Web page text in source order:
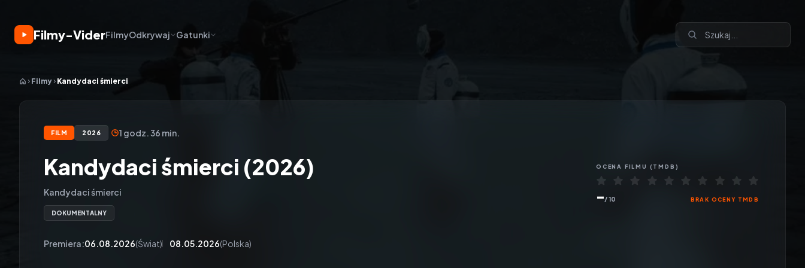
Filmy-ViderFilmyOdkrywaj Gatunki
Filmy Kandydaci śmierci
FILM 2026 1 godz. 36 min.
Kandydaci śmierci (2026)
Kandydaci śmierci
DOKUMENTALNY
Premiera:06.08.2026(Świat) 08.05.2026(Polska)
OCENA FILMU (TMDB)
-/ 10 BRAK OCENY TMDB